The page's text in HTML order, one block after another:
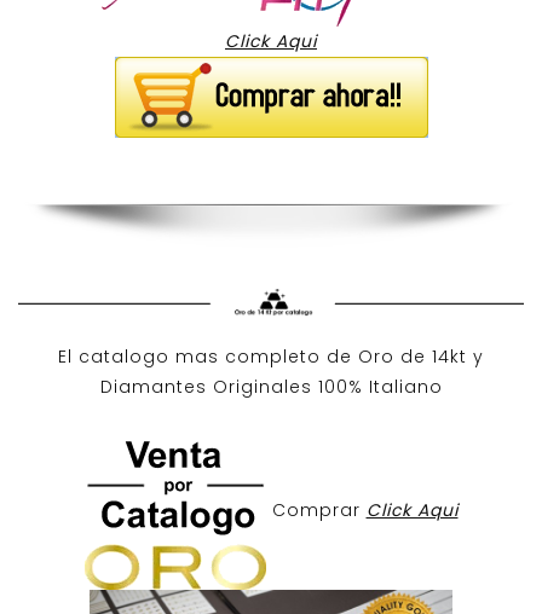
Click Aqui
El catalogo mas completo de Oro de 14kt y
Diamantes Originales 100% Italiano
Comprar Click Aqui